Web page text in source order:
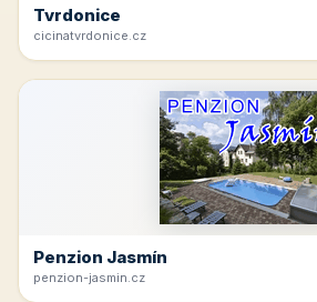
Tvrdonice
cicinatvrdonice.cz
Penzion Jasmín
penzion-jasmin.cz